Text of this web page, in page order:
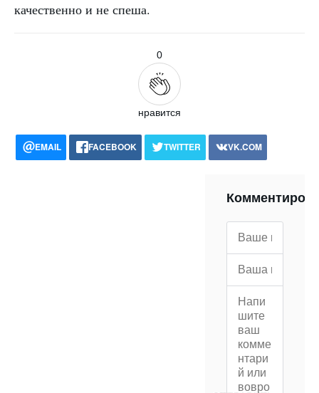
качественно и не спеша.
0
нравится
EMAIL FACEBOOK TWITTER
VK.COM